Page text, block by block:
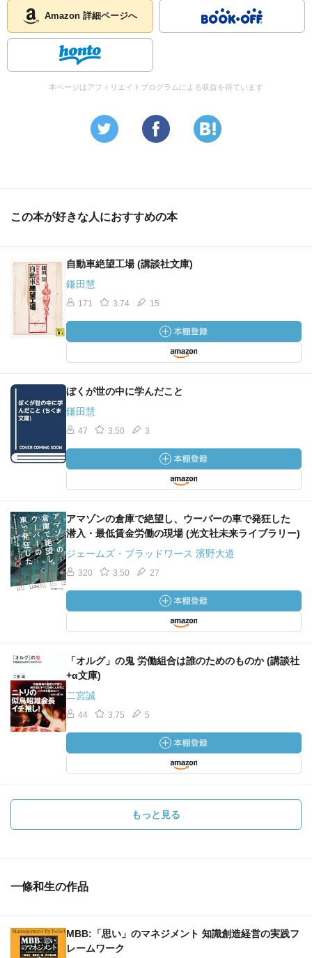
Amazon 詳細ページへ
本ページはアフィリエイトプログラムによる収益を得ています
この本が好きな人におすすめの本
自動車絶望工場 (講談社文庫)
鎌田慧
171 3.74 15
ぼくが世の中に学んだこと
鎌田慧
47 3.50 3
アマゾンの倉庫で絶望し、ウーバーの車で発狂した
潜入・最低賃金労働の現場 (光文社未来ライブラリー)
ジェームズ・ブラッドワース 濱野大道
320 3.50 27
「オルグ」の鬼 労働組合は誰のためのものか (講談社
+α文庫)
二宮誠
44 3.75 5
もっと見る
一條和生の作品
MBB:「思い」のマネジメント 知識創造経営の実践フ
レームワーク